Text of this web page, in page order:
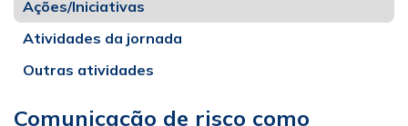
Ações/Iniciativas
Atividades da jornada
Outras atividades
Comunicação de risco como